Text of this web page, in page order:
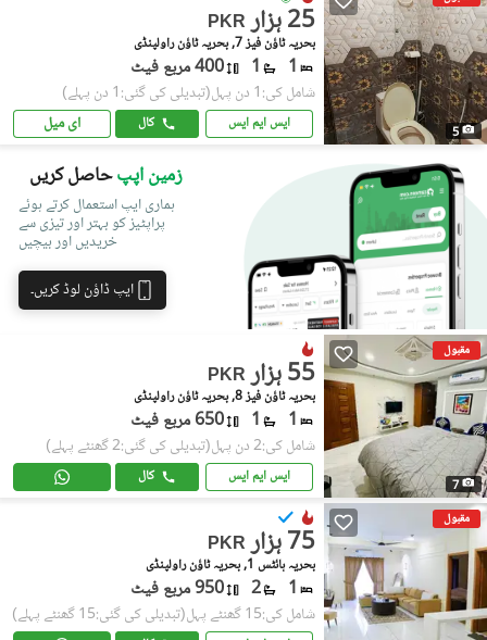
5
PKR 25 ہزار
بحریہ ٹاؤن فیز 7, بحریہ ٹاؤن راولپنڈی
1
1 400 مربع فیٹ
شامل کی:1 دن پہل (تبدیلی کی گئی:1 دن پہلے)
ایس ایم ایس کال ای میل
زمین اپپحاصل کریں
ہماری ایپ استعمال کرتے ہوئے
پراپٹیز کو بہتر اور تیزی سے
خریدیں اور بیچیں
ایپ ڈاؤن لوڈ کریں۔
مقبول
7
PKR 55 ہزار
بحریہ ٹاؤن فیز 8, بحریہ ٹاؤن راولپنڈی
1
1 650 مربع فیٹ
شامل کی:2 دن پہل (تبدیلی کی گئی:2 گھنٹے پہلے)
ایس ایم ایس کال
مقبول
PKR 75 ہزار
بحریہ ہائٹس 1, بحریہ ٹاؤن راولپنڈی
1
2 950 مربع فیٹ
شامل کی:15 گھنٹے پہل (تبدیلی کی گئی:15 گھنٹے پہلے)